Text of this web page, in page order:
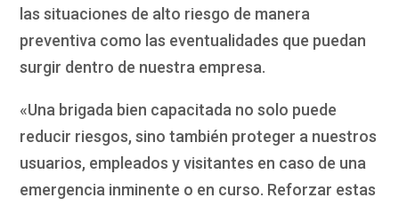
las situaciones de alto riesgo de manera
preventiva como las eventualidades que puedan
surgir dentro de nuestra empresa.
«Una brigada bien capacitada no solo puede
reducir riesgos, sino también proteger a nuestros
usuarios, empleados y visitantes en caso de una
emergencia inminente o en curso. Reforzar estas